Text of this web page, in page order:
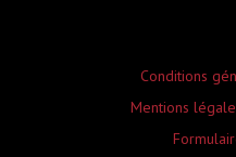
Conditions
Mentions